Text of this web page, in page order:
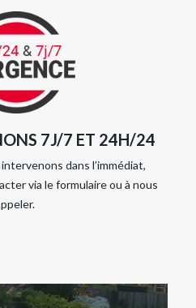
7J/7 ET 24H/24
dans l’immédiat,
via le formulaire ou à nous